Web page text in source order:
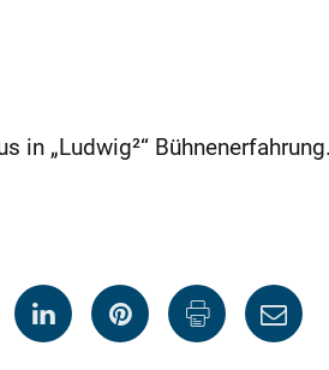
„Ludwig²“